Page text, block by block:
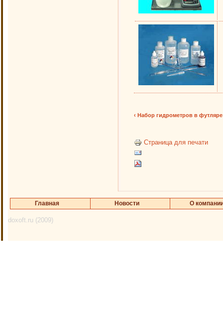
‹ Набор гидрометров в футляре
Страница для печати
Главная Новости О
doxoft.ru (2009)